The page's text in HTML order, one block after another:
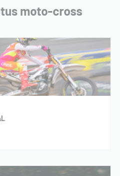
moto-cross